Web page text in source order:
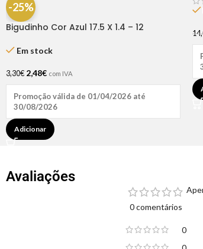
-25%
Bigudinho Cor Azul 17.5 X 1.4 – 12
Em stock
3,30€ 2,48€ com IVA
Promoção válida de 01/04/2026 até
30/08/2026
Adicionar
Avaliações
0 comentários
0